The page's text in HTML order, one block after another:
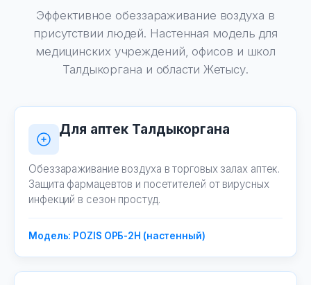
Эффективное обеззараживание воздуха в
присутствии людей. Настенная модель для
медицинских учреждений, офисов и школ
Талдыкоргана и области Жетысу.
Для аптек Талдыкоргана
Обеззараживание воздуха в торговых залах аптек.
Защита фармацевтов и посетителей от вирусных
инфекций в сезон простуд.
Модель: POZIS ОРБ-2Н (настенный)